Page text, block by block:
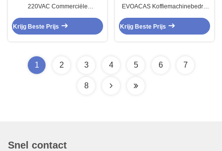
220VAC Commerciële
Snelle productie
Krijg Beste Prijs
EVOACAS Koffiemachinebedrijf
Krijg Beste Prijs
1 2 3 4 5 6 7
8
Snel contact